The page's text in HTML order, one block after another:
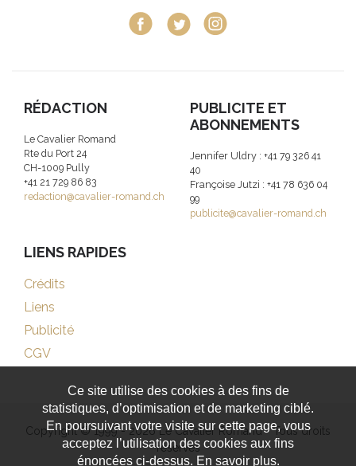
RÉDACTION
Le Cavalier Romand
Rte du Port 24
CH-1009 Pully
+41 21 729 86 83
redaction@cavalier-romand.ch
PUBLICITE ET
ABONNEMENTS
Jennifer Uldry : +41 79 326 41
40
Françoise Jutzi : +41 78 636 04
99
publicite@cavalier-romand.ch
LIENS RAPIDES
Crédits
Liens
Publicité
CGV
Copyright © 1999 - 2026 Le Cavalier Romand - Tous droits
réservés
Ce site utilise des cookies à des fins de
statistiques, d’optimisation et de marketing ciblé.
En poursuivant votre visite sur cette page, vous
acceptez l’utilisation des cookies aux fins
énoncées ci-dessus. En savoir plus.